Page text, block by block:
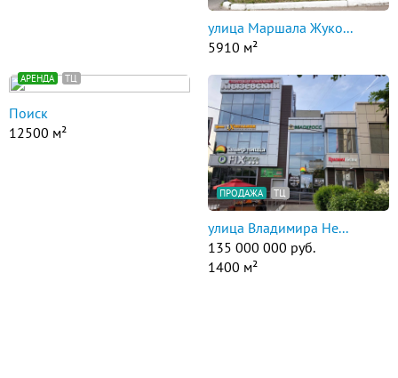
улица Маршала Жуко...
5910 м²
АРЕНДА ТЦ
Поиск
12500 м²
ПРОДАЖА ТЦ
улица Владимира Не...
135 000 000 руб.
1400 м²